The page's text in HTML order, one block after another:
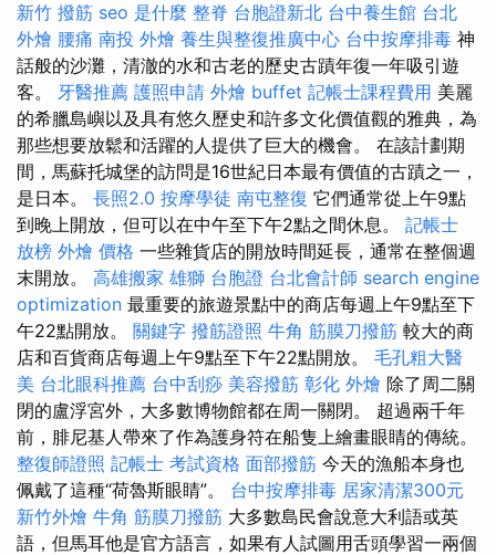
新竹 撥筋 seo 是什麼 整脊 台胞證新北 台中養生館 台北
外燴 腰痛 南投 外燴 養生與整復推廣中心 台中按摩排毒 神
話般的沙灘，清澈的水和古老的歷史古蹟年復一年吸引遊
客。 牙醫推薦 護照申請 外燴 buffet 記帳士課程費用 美麗
的希臘島嶼以及具有悠久歷史和許多文化價值觀的雅典，為
那些想要放鬆和活躍的人提供了巨大的機會。 在該計劃期
間，馬蘇托城堡的訪問是16世紀日本最有價值的古蹟之一，
是日本。 長照2.0 按摩學徒 南屯整復 它們通常從上午9點
到晚上開放，但可以在中午至下午2點之間休息。 記帳士
放榜 外燴 價格 一些雜貨店的開放時間延長，通常在整個週
末開放。 高雄搬家 雄獅 台胞證 台北會計師 search engine
optimization 最重要的旅遊景點中的商店每週上午9點至下
午22點開放。 關鍵字 撥筋證照 牛角 筋膜刀撥筋 較大的商
店和百貨商店每週上午9點至下午22點開放。 毛孔粗大醫
美 台北眼科推薦 台中刮痧 美容撥筋 彰化 外燴 除了周二關
閉的盧浮宮外，大多數博物館都在周一關閉。 超過兩千年
前，腓尼基人帶來了作為護身符在船隻上繪畫眼睛的傳統。
整復師證照 記帳士 考試資格 面部撥筋 今天的漁船本身也
佩戴了這種“荷魯斯眼睛”。 台中按摩排毒 居家清潔300元
新竹外燴 牛角 筋膜刀撥筋 大多數島民會說意大利語或英
語，但馬耳他是官方語言，如果有人試圖用舌頭學習一兩個